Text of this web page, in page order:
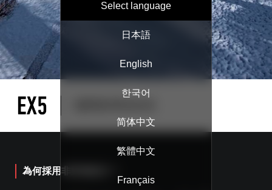
為何採用非對稱設計？
Select language
日本語
English
한국어
简体中文
繁體中文
Français